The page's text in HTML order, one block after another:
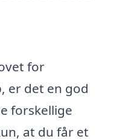
for
er det en god
forskellige
at du får et